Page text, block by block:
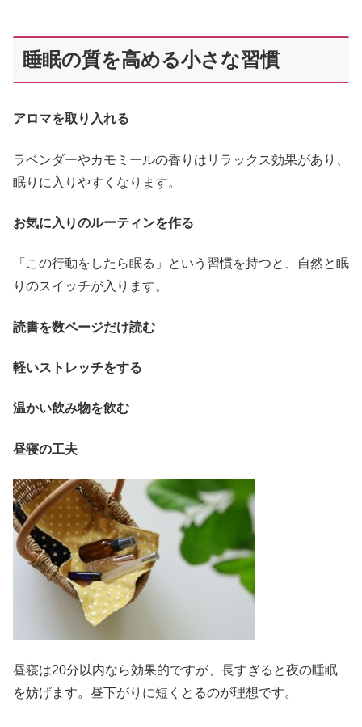
睡眠の質を高める小さな習慣
アロマを取り入れる
ラベンダーやカモミールの香りはリラックス効果があり、
眠りに入りやすくなります。
お気に入りのルーティンを作る
「この行動をしたら眠る」という習慣を持つと、自然と眠
りのスイッチが入ります。
読書を数ページだけ読む
軽いストレッチをする
温かい飲み物を飲む
昼寝の工夫
昼寝は20分以内なら効果的ですが、長すぎると夜の睡眠
を妨げます。昼下がりに短くとるのが理想です。